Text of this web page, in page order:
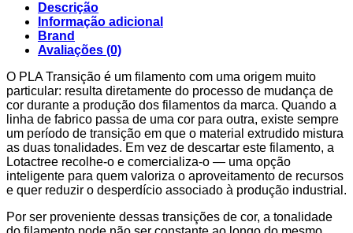
Descrição
Informação adicional
Brand
Avaliações (0)
O PLA Transição é um filamento com uma origem muito
particular: resulta diretamente do processo de mudança de
cor durante a produção dos filamentos da marca. Quando a
linha de fabrico passa de uma cor para outra, existe sempre
um período de transição em que o material extrudido mistura
as duas tonalidades. Em vez de descartar este filamento, a
Lotactree recolhe-o e comercializa-o — uma opção
inteligente para quem valoriza o aproveitamento de recursos
e quer reduzir o desperdício associado à produção industrial.
Por ser proveniente dessas transições de cor, a tonalidade